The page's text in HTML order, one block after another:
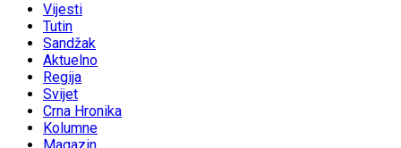
Vijesti
Tutin
Sandžak
Aktuelno
Regija
Svijet
Crna Hronika
Kolumne